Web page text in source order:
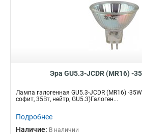
Эра GU5.3-JCDR (MR16) -
Лампа галогенная GU5.3-JCDR (MR16) -
софит, 35Вт, нейтр, GU5.3)Галоген...
Подробнее
Наличие: В наличии